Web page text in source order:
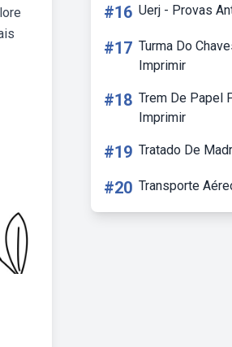
#16 Uerj - Provas
#17 Turma Do
Imprimir
#18 Trem De Papel
Imprimir
#19 Tratado De
#20 Transporte